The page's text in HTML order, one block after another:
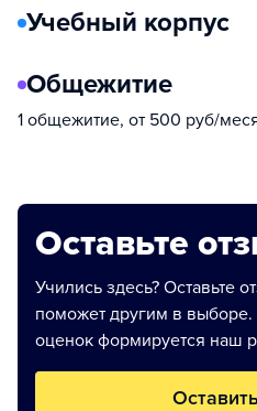
Учебный корпус
Общежитие
1 общежитие, от 500 руб/
Оставьте
Учились здесь? Оставьте
поможет другим в
оценок формируется наш